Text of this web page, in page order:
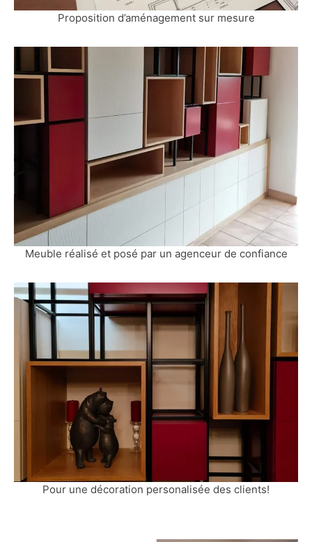
Proposition d’aménagement sur mesure
Meuble réalisé et posé par un agenceur de confiance
Pour une décoration personalisée des clients!